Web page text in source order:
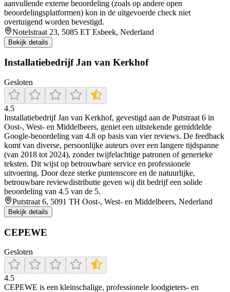
aanvullende externe beoordeling (zoals op andere open
beoordelingsplatformen) kon in de uitgevoerde check niet
overtuigend worden bevestigd.
Notelstraat 23, 5085 ET Esbeek, Nederland
Bekijk details
Installatiebedrijf Jan van Kerkhof
Gesloten
4.5
Installatiebedrijf Jan van Kerkhof, gevestigd aan de Putstraat 6 in
Oost‑, West‑ en Middelbeers, geniet een uitstekende gemiddelde
Google-beoordeling van 4.8 op basis van vier reviews. De feedback
komt van diverse, persoonlijke auteurs over een langere tijdspanne
(van 2018 tot 2024), zonder twijfelachtige patronen of generieke
teksten. Dit wijst op betrouwbare service en professionele
uitvoering. Door deze sterke puntenscore en de natuurlijke,
betrouwbare reviewdistributie geven wij dit bedrijf een solide
beoordeling van 4.5 van de 5.
Putstraat 6, 5091 TH Oost-, West- en Middelbeers, Nederland
Bekijk details
CEPEWE
Gesloten
4.5
CEPEWE is een kleinschalige, professionele loodgieters- en